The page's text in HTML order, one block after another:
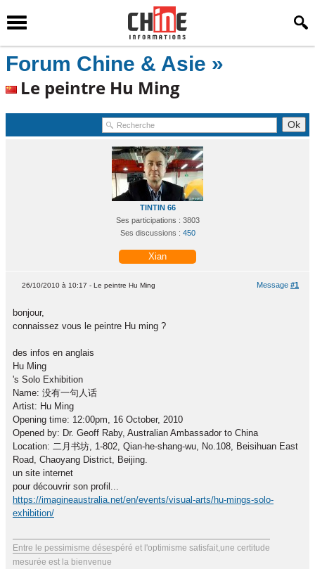
Forum Chine & Asie »
Le peintre Hu Ming
TINTIN 66
Ses participations : 3803
Ses discussions : 450
Xian
Message #1
26/10/2010 à 10:17 - Le peintre Hu Ming
bonjour,
connaissez vous le peintre Hu ming ?
des infos en anglais
Hu Ming
's Solo Exhibition
Name: 没有一句人话
Artist: Hu Ming
Opening time: 12:00pm, 16 October, 2010
Opened by: Dr. Geoff Raby, Australian Ambassador to China
Location: 二月书坊, 1-802, Qian-he-shang-wu, No.108, Beisihuan East
Road, Chaoyang District, Beijing.
un site internet
pour découvrir son profil...
https://imagineaustralia.net/en/events/visual-arts/hu-mings-solo-
exhibition/
Entre le pessimisme désespéré et l'optimisme satisfait,une certitude
mesurée est la bienvenue